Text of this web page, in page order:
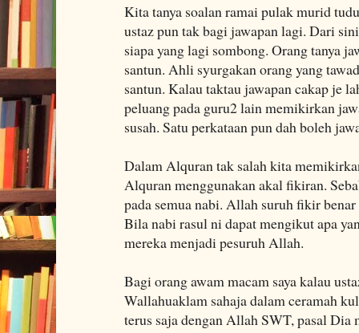
Kita tanya soalan ramai pulak murid
ustaz pun tak bagi jawapan lagi. Dari
siapa yang lagi sombong. Orang tanya
santun. Ahli syurgakan orang yang
santun. Kalau taktau jawapan cakap je
peluang pada guru2 lain memikirkan
susah. Satu perkataan pun dah boleh
Dalam Alquran tak salah kita
Alquran menggunakan akal fikiran.
pada semua nabi. Allah suruh fikir
Bila nabi rasul ni dapat mengikut apa
mereka menjadi pesuruh Allah.
Bagi orang awam macam saya kalau
Wallahuaklam sahaja dalam ceramah
terus saja dengan Allah SWT, pasal Dia